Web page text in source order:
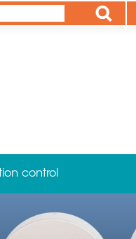
Apply
control